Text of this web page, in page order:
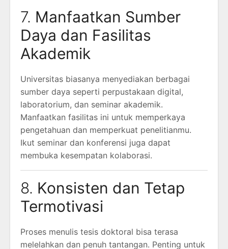
7. Manfaatkan Sumber
Daya dan Fasilitas
Akademik
Universitas biasanya menyediakan berbagai
sumber daya seperti perpustakaan digital,
laboratorium, dan seminar akademik.
Manfaatkan fasilitas ini untuk memperkaya
pengetahuan dan memperkuat penelitianmu.
Ikut seminar dan konferensi juga dapat
membuka kesempatan kolaborasi.
8. Konsisten dan Tetap
Termotivasi
Proses menulis tesis doktoral bisa terasa
melelahkan dan penuh tantangan. Penting untuk